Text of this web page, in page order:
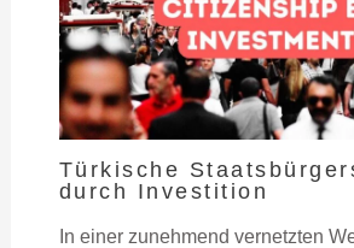
Türkische
durch Investition
In einer zunehmend vernetzten